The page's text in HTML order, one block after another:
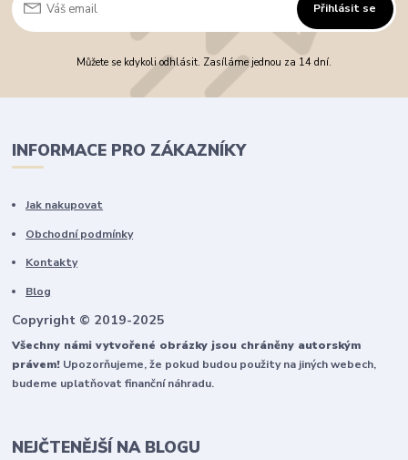
Přihlásit se
Můžete se kdykoli odhlásit. Zasíláme jednou za 14 dní.
INFORMACE PRO ZÁKAZNÍKY
Jak nakupovat
Obchodní podmínky
Kontakty
Blog
Copyright © 2019-2025
Všechny námi vytvořené obrázky jsou chráněny autorským
právem! Upozorňujeme, že pokud budou použity na jiných webech,
budeme uplatňovat finanční náhradu.
NEJČTENĚJŠÍ NA BLOGU